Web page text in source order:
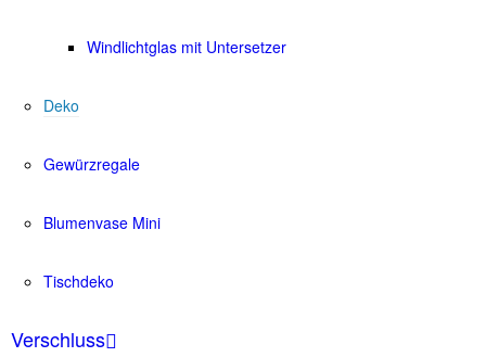
Windlichtglas mit Untersetzer
Deko
Gewürzregale
Blumenvase Mini
Tischdeko
Verschluss